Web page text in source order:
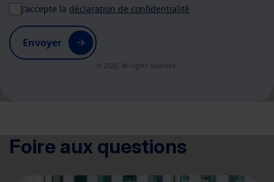
J'accepte la déclaration de confidentialité
Envoyer
© 2025. All rights reserved.
Foire aux questions